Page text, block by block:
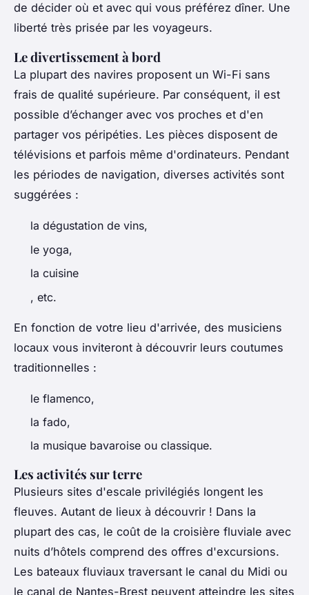
de décider où et avec qui vous préférez dîner. Une
liberté très prisée par les voyageurs.
Le divertissement à bord
La plupart des navires proposent un Wi-Fi sans
frais de qualité supérieure. Par conséquent, il est
possible d’échanger avec vos proches et d'en
partager vos péripéties. Les pièces disposent de
télévisions et parfois même d'ordinateurs. Pendant
les périodes de navigation, diverses activités sont
suggérées :
la dégustation de vins,
le yoga,
la cuisine
, etc.
En fonction de votre lieu d'arrivée, des musiciens
locaux vous inviteront à découvrir leurs coutumes
traditionnelles :
le flamenco,
la fado,
la musique bavaroise ou classique.
Les activités sur terre
Plusieurs sites d'escale privilégiés longent les
fleuves. Autant de lieux à découvrir ! Dans la
plupart des cas, le coût de la croisière fluviale avec
nuits d’hôtels comprend des offres d'excursions.
Les bateaux fluviaux traversant le canal du Midi ou
le canal de Nantes-Brest peuvent atteindre les sites